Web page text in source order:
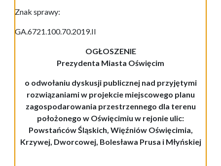
Znak sprawy:
GA.6721.100.70.2019.II
OGŁOSZENIE
Prezydenta Miasta Oświęcim
o odwołaniu dyskusji publicznej nad przyjętymi
rozwiązaniami w projekcie miejscowego planu
zagospodarowania przestrzennego dla terenu
położonego w Oświęcimiu w rejonie ulic:
Powstańców Śląskich, Więźniów Oświęcimia,
Krzywej, Dworcowej, Bolesława Prusa i Młyńskiej